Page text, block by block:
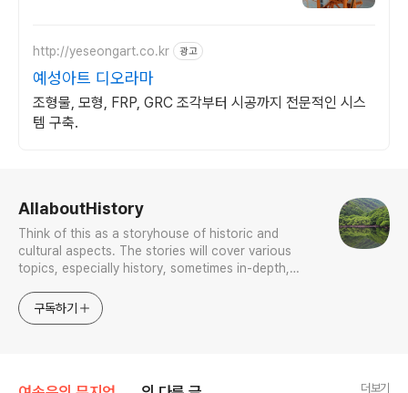
http://yeseongart.co.kr 광고
예성아트 디오라마
조형물, 모형, FRP, GRC 조각부터 시공까지 전문적인 시스
템 구축.
AllaboutHistory
Think of this as a storyhouse of historic and
cultural aspects. The stories will cover various
topics, especially history, sometimes in-depth,
approach will be to resist any common sense or
generalized viewpoint
구독하기
더보기